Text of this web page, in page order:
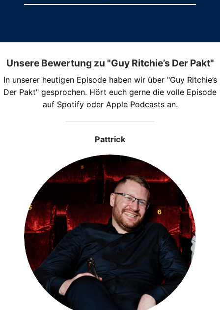
Unsere Bewertung zu "Guy Ritchie’s Der Pakt"
In unserer heutigen Episode haben wir über "Guy Ritchie’s
Der Pakt" gesprochen. Hört euch gerne die volle Episode
auf Spotify oder Apple Podcasts an.
Pattrick